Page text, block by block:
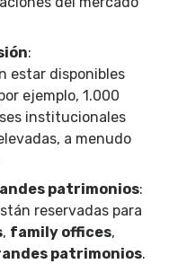
:
estar disponibles
ejemplo, 1.000
institucionales
a menudo
patrimonios:
reservadas para
, family offices,
patrimonios.